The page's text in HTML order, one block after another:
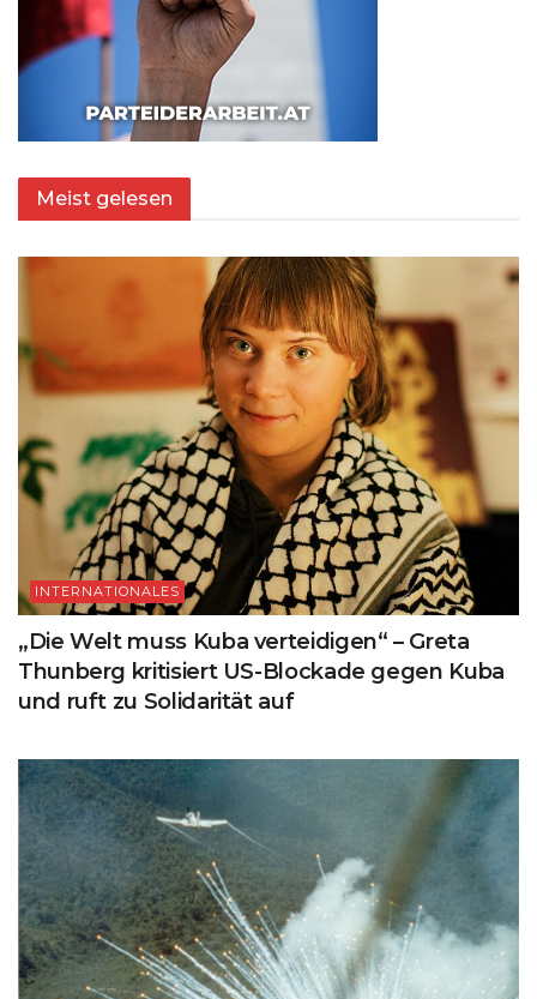
Meist gelesen
INTERNATIONALES
„Die Welt muss Kuba verteidigen“ – Greta
Thunberg kritisiert US-Blockade gegen Kuba
und ruft zu Solidarität auf